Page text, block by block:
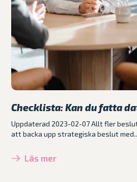
Checklista: Kan du fatta
Uppdaterad 2023-02-07 Allt fler
att backa upp strategiska beslut
Läs mer